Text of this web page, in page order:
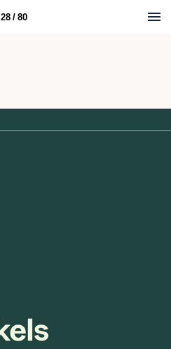
28 / 80